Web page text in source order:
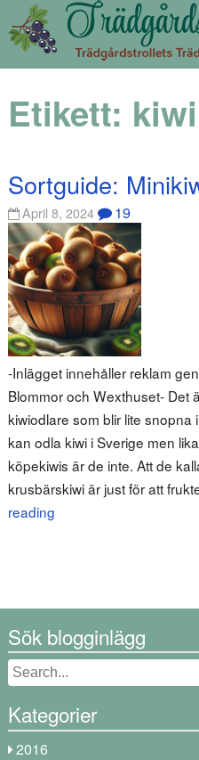
Etikett:
Sortguide:
April 8, 2024 19
-Inlägget innehåller reklam
Blommor och Wexthuset- Det
kiwiodlare som blir lite
kan odla kiwi i Sverige men
köpekiwis är de inte. Att de
krusbärskiwi är just för att
reading
Sök blogginlägg
Kategorier
2016